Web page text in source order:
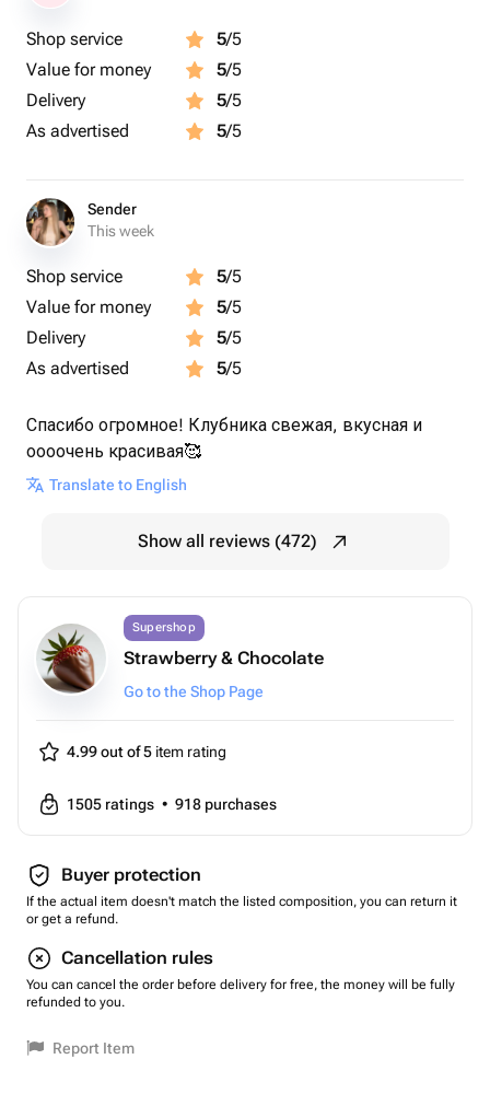
Shop service 5/5
Value for money
5/5
Delivery
5/5
As advertised
5/5
Sender
This week
Shop service 5/5
Value for money
5/5
Delivery
5/5
As advertised
5/5
Спасибо огромное! Клубника свежая, вкусная и
оооочень красивая🥰
Translate to English
Show all reviews (472)
Supershop
Strawberry & Chocolate
Go to the Shop Page
4.99 out of 5 item rating
1505 ratings • 918 purchases
Buyer protection
If the actual item doesn't match the listed composition, you can return it
or get a refund.
Cancellation rules
You can cancel the order before delivery for free, the money will be fully
refunded to you.
Report Item